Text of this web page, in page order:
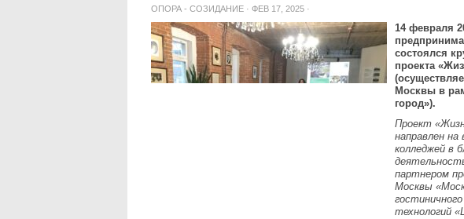
ОПОРА - СОЗИДАНИЕ · ФЕВ 17, 2025 ·
14 февраля
состоялся
проекта
Москвы в
город»).
Проект
направлен на
колледжей в
партнером
Москвы
технологий